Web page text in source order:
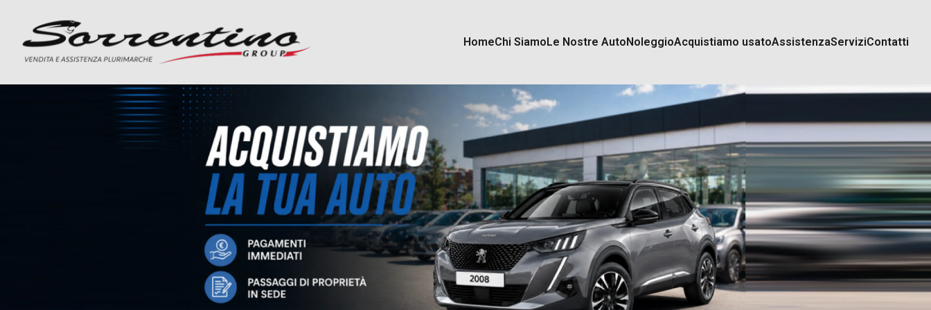
HomeChi SiamoLe Nostre AutoNoleggioAcquistiamo usatoAssistenzaServiziContatti